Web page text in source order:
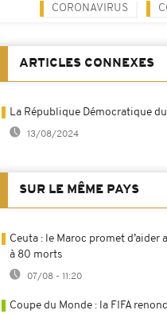
CORONAVIRUS
ARTICLES CONNEXES
La République Démocratique
13/08/2024
SUR LE MÊME PAYS
Ceuta : le Maroc promet
à 80 morts
07/08 - 11:20
Coupe du Monde : la FIFA